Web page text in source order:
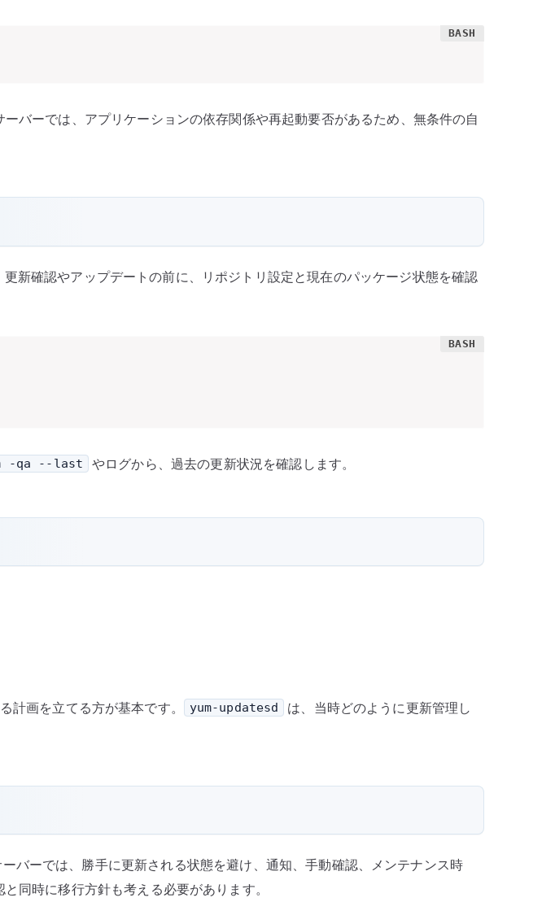
バーでは、アプリケーションの依存関係や再起動要否があるため、無条件の自
新確認やアップデートの前に、リポジトリ設定と現在のパッケージ状態を確認
-qa --last やログから、過去の更新状況を確認します。
画を立てる方が基本です。 yum-updatesd
は、当時どのように更新管理し
バーでは、勝手に更新される状態を避け、通知、手動確認、メンテナンス時
同時に移行方針も考える必要があります。